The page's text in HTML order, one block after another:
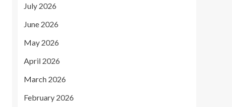
July 2026
June 2026
May 2026
April 2026
March 2026
February 2026